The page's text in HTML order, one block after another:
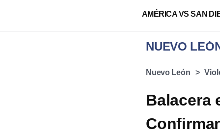
AMÉRICA VS SAN
NUEVO
Nuevo León
Balacera